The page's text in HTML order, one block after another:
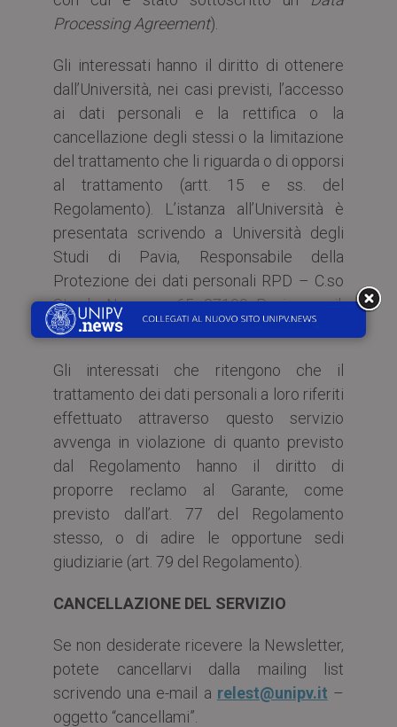
Processing Agreement).
Gli interessati hanno il diritto di ottenere
dall’Università, nei casi previsti, l’accesso
ai dati personali e la rettifica o la
cancellazione degli stessi o la limitazione
del trattamento che li riguarda o di opporsi
al trattamento (artt. 15 e ss. del
Regolamento). L’istanza all’Università è
presentata scrivendo a Università degli
Studi di Pavia, Responsabile della
Protezione dei dati personali RPD – C.so
Strada Nuova n. 65, 27100 Pavia, email:
privacy@unipv.it
Gli interessati che ritengono che il
trattamento dei dati personali a loro riferiti
effettuato attraverso questo servizio
avvenga in violazione di quanto previsto
dal Regolamento hanno il diritto di
proporre reclamo al Garante, come
previsto dall’art. 77 del Regolamento
stesso, o di adire le opportune sedi
giudiziarie (art. 79 del Regolamento).
CANCELLAZIONE DEL SERVIZIO
Se non desiderate ricevere la Newsletter,
potete cancellarvi dalla mailing list
scrivendo una e-mail a relest@unipv.it –
oggetto “cancellami”.